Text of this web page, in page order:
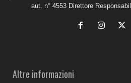
aut. n° 4553 Direttore
Altre informazioni